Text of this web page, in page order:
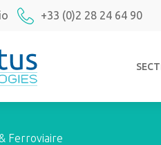
+33 (0)2 28 24 64 90
Ferroviaire